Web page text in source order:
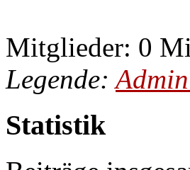
Mitglieder: 0
Legende:
Statistik